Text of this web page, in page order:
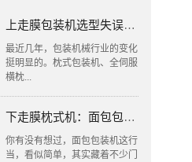
上走膜包装机选型失误，工厂损失往往更大
最近几年，包装机械行业的变化
挺明显的。枕式包装机、全伺服
横枕...
下走膜枕式机：面包包装里的隐形高手
你有没有想过，面包包装机这行
当，看似简单，其实藏着不少门